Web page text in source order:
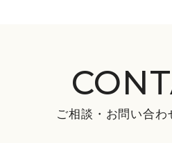
ご相談・お問い合わ